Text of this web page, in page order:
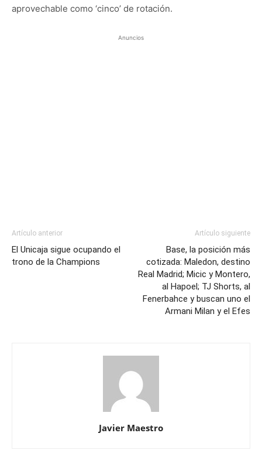
aprovechable como ‘cinco’ de rotación.
Anuncios
Artículo anterior
El Unicaja sigue ocupando el
trono de la Champions
Artículo siguiente
Base, la posición más
cotizada: Maledon, destino
Real Madrid; Micic y Montero,
al Hapoel; TJ Shorts, al
Fenerbahce y buscan uno el
Armani Milan y el Efes
Javier Maestro